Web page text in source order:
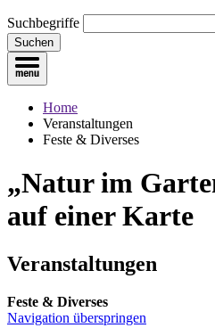
Suchbegriffe
Suchen
Home
Veranstaltungen
Feste & Diverses
„Natur im
auf einer Karte
Veranstaltungen
Feste & Diverses
Navigation überspringen